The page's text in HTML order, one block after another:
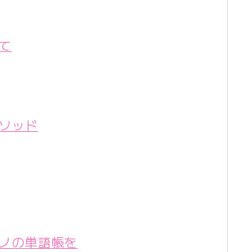
ッド
の単語帳を